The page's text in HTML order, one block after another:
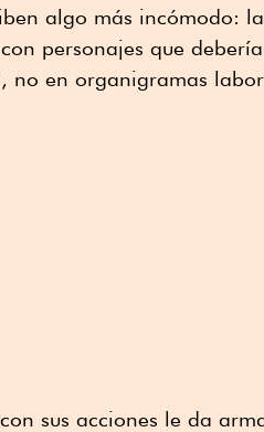
algo más incómodo:
personajes que
no en organigramas
sus acciones le da